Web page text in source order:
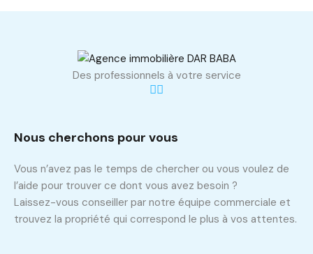
Des professionnels à votre service
Nous cherchons pour vous
Vous n’avez pas le temps de chercher ou vous voulez de
l’aide pour trouver ce dont vous avez besoin ?
Laissez-vous conseiller par notre équipe commerciale et
trouvez la propriété qui correspond le plus à vos attentes.